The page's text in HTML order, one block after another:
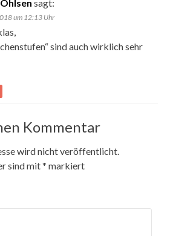
sagt:
um 12:13 Uhr
sind auch wirklich sehr
Kommentar
wird nicht veröffentlicht.
sind mit* markiert